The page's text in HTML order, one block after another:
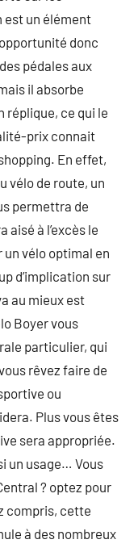
est un élément
donc
pédales aux
il absorbe
réplique, ce qui le
prix connait
En effet,
vélo de route, un
permettra de
à l’excès le
un vélo optimal en
d’implication sur
au mieux est
Boyer vous
particulier, qui
rêvez faire de
ou
Plus vous êtes
sera appropriée.
un usage… Vous
? optez pour
compris, cette
à des nombreux